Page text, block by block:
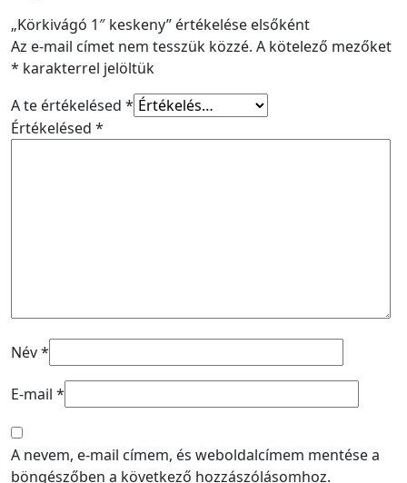
„Körkivágó 1″ keskeny” értékelése elsőként
Az e-mail címet nem tesszük közzé. A kötelező mezőket
* karakterrel jelöltük
A te értékelésed *
Értékelésed *
Név*
E-mail *
A nevem, e-mail címem, és weboldalcímem mentése a
böngészőben a következő hozzászólásomhoz.